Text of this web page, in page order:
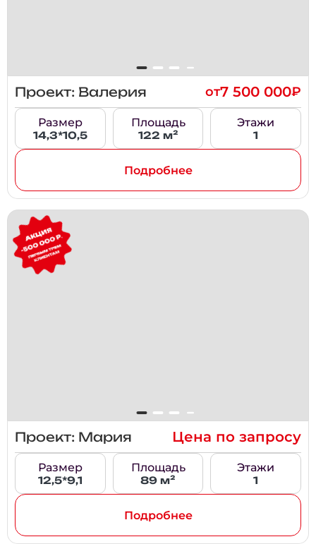
Проект: Валерия от7 500 000₽
Размер
14,3*10,5
Площадь
122 м²
Этажи
1
Подробнее
Проект: Мария Цена по запросу
Размер
12,5*9,1
Площадь
89 м²
Этажи
1
Подробнее